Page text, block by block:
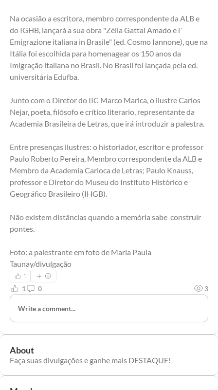
Na ocasião a escritora, membro correspondente da ALB e
do IGHB, lançará a sua obra "Zélia Gattai Amado e l´
Emigrazione italiana in Brasile" (ed. Cosmo Iannone), que na
Itália foi escolhida para homenagear os 150 anos da
Imigração italiana no Brasil. No Brasil foi lançada pela ed.
universitária Edufba.
Junto com o Diretor do IIC Marco Marica, o ilustre Carlos
Nejar, poeta, filósofo e crítico literario, representante da
Academia Brasileira de Letras, que irá introduzir a palestra.
Entre presenças ilustres: o historiador, escritor e professor
Paulo Roberto Pereira, Membro correspondente da ALB e
Membro da Academia Carioca de Letras; Paulo Knauss,
professor e Diretor do Museu do Instituto Histórico e
Geográfico Brasileiro (IHGB).
Não existem distâncias quando a memória sabe  construir
pontes.
Foto: a palestrante em foto de Maria Paula
Taunay/divulgação
1
1 0 3
Write a comment...
About
Faça suas divulgações e ganhe mais DESTAQUE!